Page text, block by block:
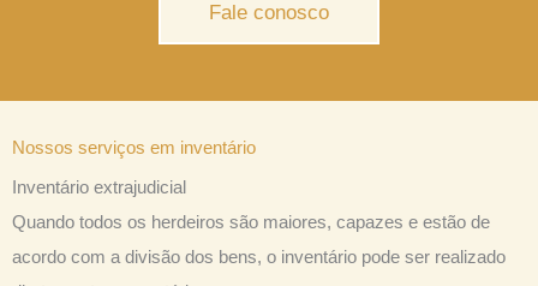
Fale conosco
Nossos serviços em inventário
Inventário extrajudicial
Quando todos os herdeiros são maiores, capazes e estão de
acordo com a divisão dos bens, o inventário pode ser realizado